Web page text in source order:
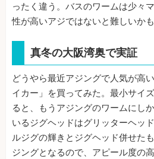
ったく違う。バスのワームは少々
性が高いアジではないと難しいか
真冬の大阪湾奥で実証
どうやら最近アジングで人気が高
イカー」を買ってみた。最小サイ
ると、もうアジングのワームにし
いるジグヘッドはグリッターヘッ
ルジグの輝きとジグヘッド併せた
ジングとなるので、アピール度の